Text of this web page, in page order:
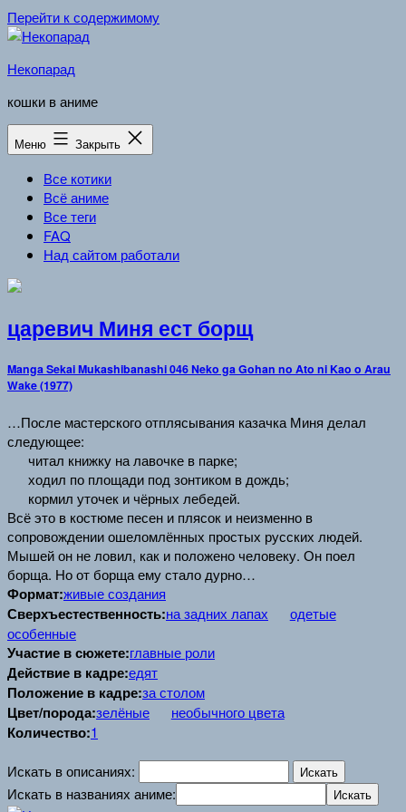
Перейти к содержимому
Некопарад
кошки в аниме
Меню Закрыть
Все котики
Всё аниме
Все теги
FAQ
Над сайтом работали
царевич Миня ест борщ
Manga Sekai Mukashibanashi 046 Neko ga Gohan no Ato ni Kao o Arau
Wake (1977)
…После мастерского отплясывания казачка Миня делал
следующее:
читал книжку на лавочке в парке;
ходил по площади под зонтиком в дождь;
кормил уточек и чёрных лебедей.
Всё это в костюме песен и плясок и неизменно в
сопровождении ошеломлённых простых русских людей.
Мышей он не ловил, как и положено человеку. Он поел
борща. Но от борща ему стало дурно…
Формат:живые создания
Сверхъестественность:на задних лапах
одетые
особенные
Участие в сюжете:главные роли
Действие в кадре:едят
Положение в кадре:за столом
Цвет/порода:зелёные необычного цвета
Количество:1
Искать в описаниях:
Искать в названиях аниме: